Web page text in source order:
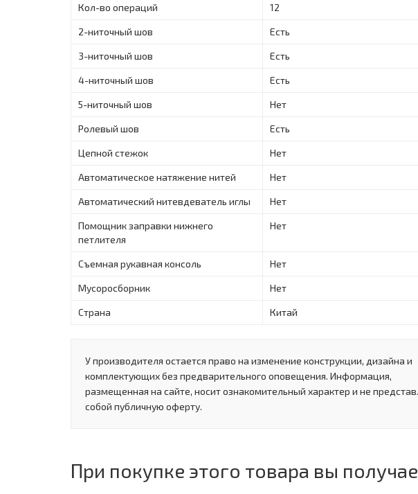
Кол-во операций 12
2-ниточный шов Есть
3-ниточный шов Есть
4-ниточный шов Есть
5-ниточный шов Нет
Ролевый шов Есть
Цепной стежок Нет
Автоматическое натяжение нитей Нет
Автоматический нитевдеватель иглы Нет
Помощник заправки нижнего
петлителя
Нет
Съемная рукавная консоль Нет
Мусоросборник Нет
Страна Китай
У производителя остается право на изменение конструкции, дизайна и
комплектующих без предварительного оповещения. Информация,
размещенная на сайте, носит ознакомительный характер и не
собой публичную оферту.
При покупке этого товара вы